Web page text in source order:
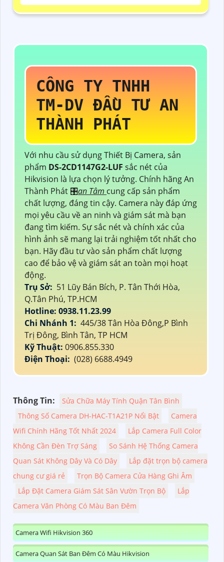
CÔNG TY TNHH
TM-DV ĐẦU TƯ AN
THÀNH PHÁT
Với nhu cầu sử dụng Thiết Bị Camera, sản
phẩm DS-2CD1147G2-LUF sắc nét của
Hikvision là lựa chọn lý tưởng. Chính hãng An
Thành Phát 🎛an Tâm cung cấp sản phẩm
chất lượng, đáng tin cậy. Camera này đáp ứng
mọi yêu cầu về an ninh và giám sát mà bạn
đang tìm kiếm. Sự sắc nét và chính xác của
hình ảnh sẽ mang lại trải nghiệm tốt nhất cho
bạn. Hãy đầu tư vào sản phẩm chất lượng
cao để bảo vệ và giám sát an toàn mọi hoạt
động.
Trụ Sở: 51 Lũy Bán Bích, P. Tân Thới Hòa,
Q.Tân Phú, TP.HCM
Hotline: 0938.11.23.99
Chi Nhánh 1: 445/38 Tân Hòa Đông,P Bình
Trị Đông, Bình Tân, TP HCM
Kỹ Thuật: 0906.855.330
Điện Thoại: (028) 6688.4949
Thông Tin:
Sửa Chữa Máy Tính Quận Tân Bình
Thông Số Camera DH-HAC-T1A21P Nổi Bật
Camera
Wifi Chính Hãng Tốt Nhất 2024
Lắp Camera Full Color
Không Cần Đèn Trợ Sáng
So Sánh Hệ Thống Camera
Quan Sát Không Dây Và Có Dây
Lắp đặt trọn bộ camera
chung cư giá rẻ
Trọn Bộ Camera Cửa Hàng Ghi Âm
Lắp Đặt Camera Giám Sát Sân Vườn Trọn Bộ
Lắp
Camera Văn Phòng Có Màu Ban Đêm
Camera Wifi Hikvision 360
Camera Quan Sát Ban Đêm Có Màu Hikvision